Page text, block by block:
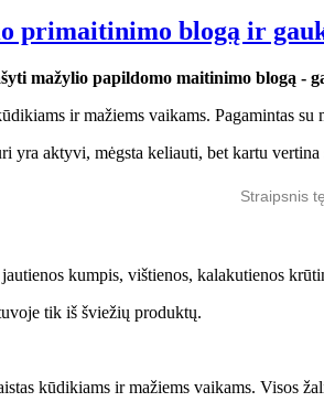
primaitinimo blogą ir
mažylio papildomo maitinimo blogą -
ir mažiems vaikams. Pagamintas su
yra aktyvi, mėgsta keliauti, bet kartu
Straipsnis
kumpis, vištienos, kalakutienos
tik iš šviežių produktų.
kūdikiams ir mažiems vaikams. Visos